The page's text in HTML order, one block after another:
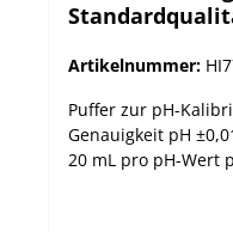
Artikelnummer:
Puffer zur pH-
Genauigkeit pH
20 mL pro pH-Wert